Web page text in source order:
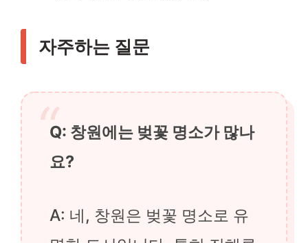
자주하는 질문
Q: 창원에는 벚꽃 명소가 많나
요?
A: 네, 창원은 벚꽃 명소로 유